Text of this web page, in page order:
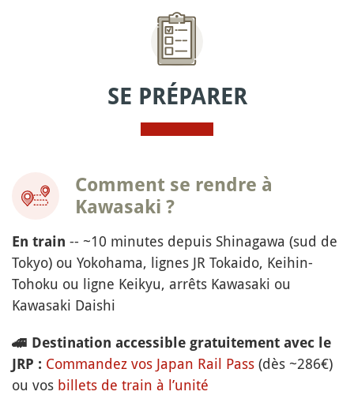
SE PRÉPARER
Comment se rendre à
Kawasaki ?
En train -- ~10 minutes depuis Shinagawa (sud de
Tokyo) ou Yokohama, lignes JR Tokaido, Keihin-
Tohoku ou ligne Keikyu, arrêts Kawasaki ou
Kawasaki Daishi
🚄 Destination accessible gratuitement avec le
JRP : Commandez vos Japan Rail Pass (dès ~286€)
ou vos billets de train à l’unité